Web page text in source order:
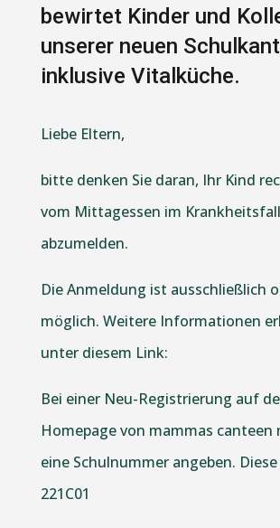
bewirtet Kinder und
unserer neuen
inklusive Vitalküche.
Liebe Eltern,
bitte denken Sie daran, Ihr Kind
vom Mittagessen im Krankheitsfall
abzumelden.
Die Anmeldung ist ausschließlich
möglich. Weitere Informationen
unter diesem Link:
Bei einer Neu-Registrierung auf
Homepage von mammas canteen
eine Schulnummer angeben.
221C01